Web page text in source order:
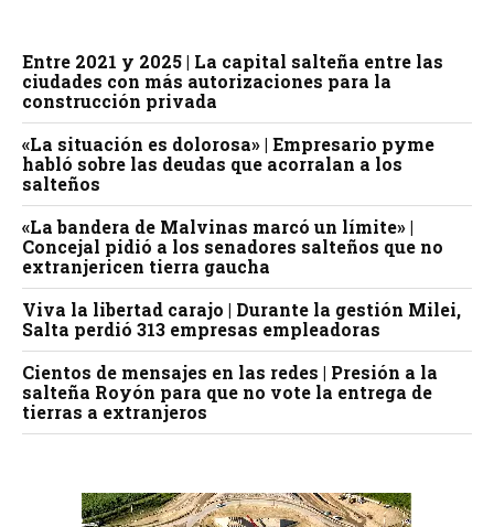
Entre 2021 y 2025 | La capital salteña entre las
ciudades con más autorizaciones para la
construcción privada
«La situación es dolorosa» | Empresario pyme
habló sobre las deudas que acorralan a los
salteños
«La bandera de Malvinas marcó un límite» |
Concejal pidió a los senadores salteños que no
extranjericen tierra gaucha
Viva la libertad carajo | Durante la gestión Milei,
Salta perdió 313 empresas empleadoras
Cientos de mensajes en las redes | Presión a la
salteña Royón para que no vote la entrega de
tierras a extranjeros